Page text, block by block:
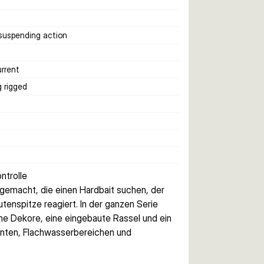
action
rigged
die einen Hardbait suchen, der
reagiert. In der ganzen Serie
Dekore, eine eingebaute Rassel und ein
Flachwasserbereichen und